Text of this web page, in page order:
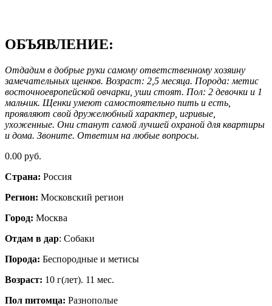
ОБЪЯВЛЕНИЕ:
Отдадим в добрые руки самому ответственному хозяину
замечательных щенков. Возраст: 2,5 месяца. Порода: метис
восточноевропейской овчарки, уши стоят. Пол: 2 девочки и 1
мальчик. Щенки умеют самостоятельно пить и есть,
проявляют свой дружелюбный характер, игривые,
ухоженные. Они станут самой лучшей охраной для квартиры
и дома. Звоните. Ответим на любые вопросы.
0.00 руб.
Страна: Россия
Регион: Московский регион
Город: Москва
Отдам в дар: Собаки
Порода: Бeспородные и метисы
Возраст: 10 г(лет). 11 мес.
Пол питомца: Разнополые